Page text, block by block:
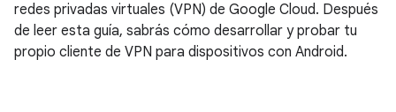
redes privadas virtuales (VPN) de Google Cloud. Después
de leer esta guía, sabrás cómo desarrollar y probar tu
propio cliente de VPN para dispositivos con Android.